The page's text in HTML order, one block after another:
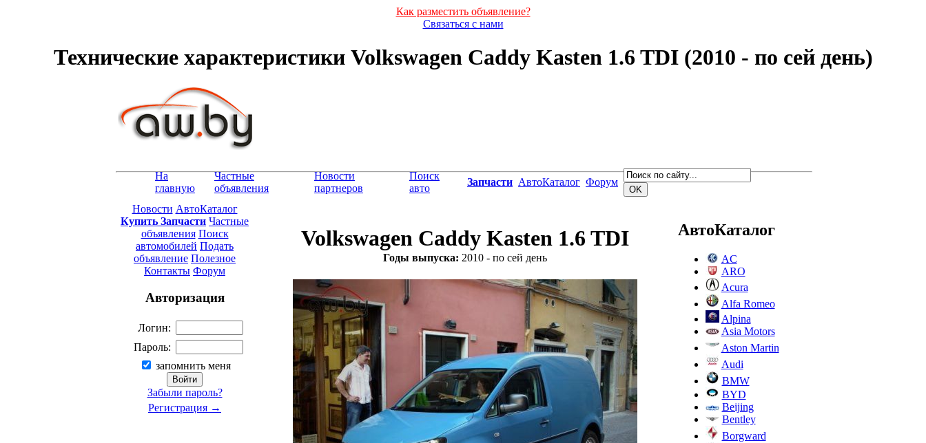
Как разместить объявление?
Связаться с нами
Технические характеристики Volkswagen Caddy Kasten 1.6 TDI (2010 - по сей день)
На
главную
Частные
объявления
Новости
партнеров
Поиск
авто
Запчасти АвтоКаталог Форум
Новости АвтоКаталог
Купить Запчасти Частные
объявления Поиск
автомобилей Подать
объявление Полезное
Контакты Форум
Авторизация
Логин:
Пароль:
запомнить меня
Забыли пароль?
Регистрация →
Volkswagen Caddy Kasten 1.6 TDI
Годы выпуска: 2010 - по сей день
АвтоКаталог
AC
ARO
Acura
Alfa Romeo
Alpina
Asia Motors
Aston Martin
Audi
BMW
BYD
Beijing
Bentley
Borgward